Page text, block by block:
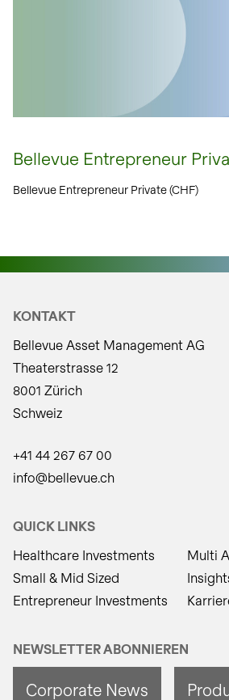
Bellevue Entrepreneur
Bellevue Entrepreneur Private (CHF)
KONTAKT
Bellevue Asset Management AG
Theaterstrasse 12
8001 Zürich
Schweiz
+41 44 267 67 00
info@bellevue.ch
QUICK LINKS
Healthcare Investments
Small & Mid Sized
Entrepreneur Investments
Multi
NEWSLETTER ABONNIEREN
Corporate News